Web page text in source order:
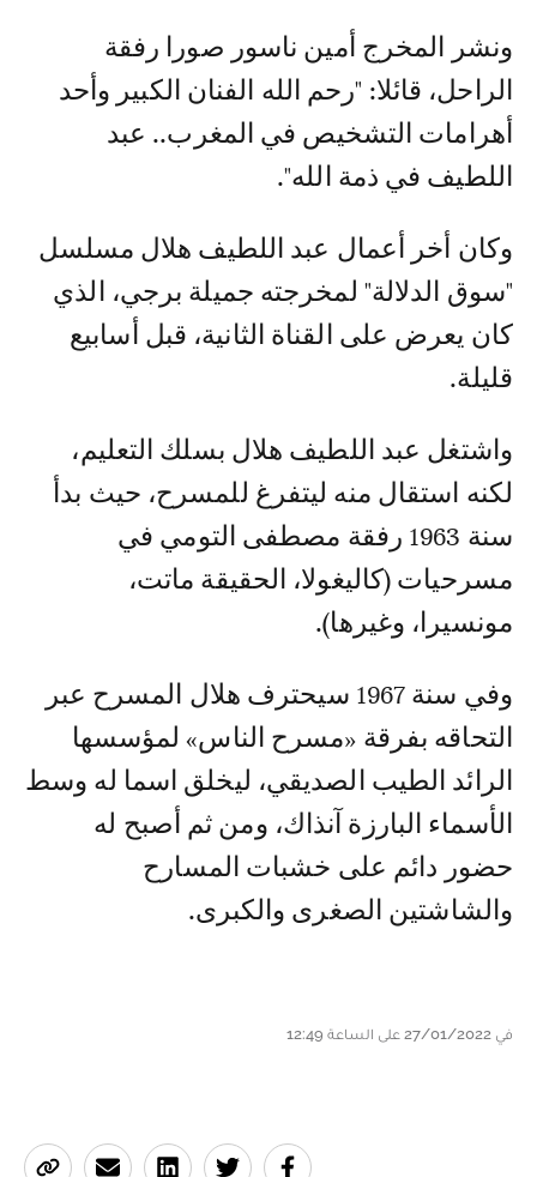
ونشر المخرج أمين ناسور صورا رفقة
الراحل، قائلا: "رحم الله الفنان الكبير وأحد
أهرامات التشخيص في المغرب.. عبد
اللطيف في ذمة الله".
وكان أخر أعمال عبد اللطيف هلال مسلسل
"سوق الدلالة" لمخرجته جميلة برجي، الذي
كان يعرض على القناة الثانية، قبل أسابيع
قليلة.
واشتغل عبد اللطيف هلال بسلك التعليم،
لكنه استقال منه ليتفرغ للمسرح، حيث بدأ
سنة 1963 رفقة مصطفى التومي في
مسرحيات (كاليغولا، الحقيقة ماتت،
مونسيرا، وغيرها).
وفي سنة 1967 سيحترف هلال المسرح عبر
التحاقه بفرقة «مسرح الناس» لمؤسسها
الرائد الطيب الصديقي، ليخلق اسما له وسط
الأسماء البارزة آنذاك، ومن ثم أصبح له
حضور دائم على خشبات المسارح
والشاشتين الصغرى والكبرى.
في 27/01/2022 على الساعة 12:49